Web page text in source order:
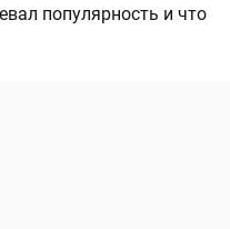
популярность и что